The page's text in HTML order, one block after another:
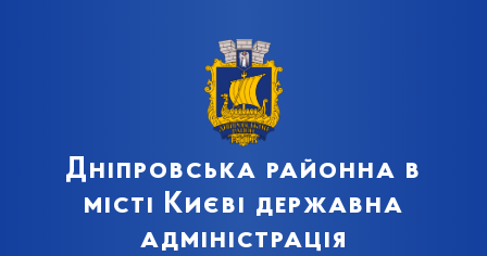
Дніпровська районна в
місті Києві державна
адміністрація